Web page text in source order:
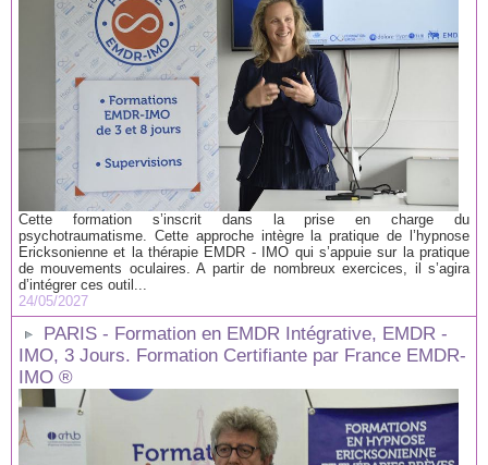
Cette formation s’inscrit dans la prise en charge du
psychotraumatisme. Cette approche intègre la pratique de l’hypnose
Ericksonienne et la thérapie EMDR - IMO qui s’appuie sur la pratique
de mouvements oculaires. A partir de nombreux exercices, il s’agira
d’intégrer ces outil...
24/05/2027
PARIS - Formation en EMDR Intégrative, EMDR -
IMO, 3 Jours. Formation Certifiante par France EMDR-
IMO ®